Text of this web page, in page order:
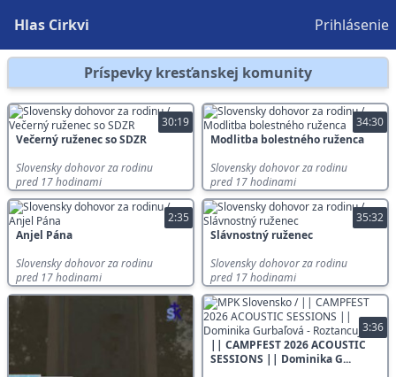
Hlas Cirkvi Prihlásenie
Príspevky kresťanskej komunity
30:19
Večerný ruženec so SDZR
Slovensky dohovor za rodinu
pred 17 hodinami
34:30
Modlitba bolestného ruženca
Slovensky dohovor za rodinu
pred 17 hodinami
2:35
Anjel Pána
Slovensky dohovor za rodinu
pred 17 hodinami
35:32
Slávnostný ruženec
Slovensky dohovor za rodinu
pred 17 hodinami
3:36
|| CAMPFEST 2026 ACOUSTIC
SESSIONS || Dominika G...